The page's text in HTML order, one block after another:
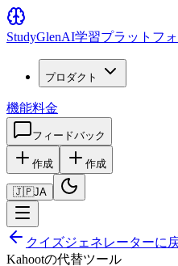
StudyGlenAI学習プラットフ
プロダクト
機能料金
フィードバック
作成 作成
🇯🇵JA
クイズジェネレーターに
Kahootの代替ツール